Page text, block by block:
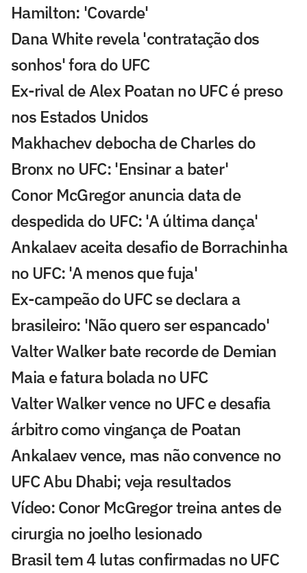
Hamilton: 'Covarde'
Dana White revela 'contratação dos
sonhos' fora do UFC
Ex-rival de Alex Poatan no UFC é preso
nos Estados Unidos
Makhachev debocha de Charles do
Bronx no UFC: 'Ensinar a bater'
Conor McGregor anuncia data de
despedida do UFC: 'A última dança'
Ankalaev aceita desafio de Borrachinha
no UFC: 'A menos que fuja'
Ex-campeão do UFC se declara a
brasileiro: 'Não quero ser espancado'
Valter Walker bate recorde de Demian
Maia e fatura bolada no UFC
Valter Walker vence no UFC e desafia
árbitro como vingança de Poatan
Ankalaev vence, mas não convence no
UFC Abu Dhabi; veja resultados
Vídeo: Conor McGregor treina antes de
cirurgia no joelho lesionado
Brasil tem 4 lutas confirmadas no UFC